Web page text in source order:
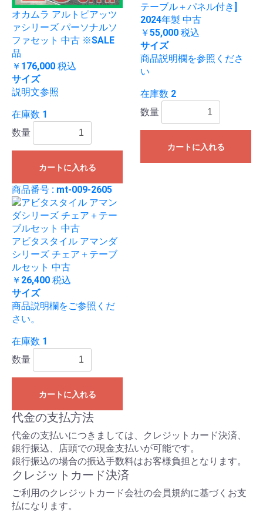
オカムラ アルトピアッツ
ァシリーズ パーソナルソ
ファセット 中古 ※SALE
品
￥176,000 税込
サイズ
説明文参照
在庫数 1
数量
カートに入れる
テーブル＋パネル付き]
2024年製 中古
￥55,000 税込
サイズ
商品説明欄を参照くださ
い
在庫数 2
数量
カートに入れる
商品番号 : mt-009-2605
アビタスタイル アマンダ
シリーズ チェア＋テーブ
ルセット 中古
￥26,400 税込
サイズ
商品説明欄をご参照くだ
さい。
在庫数 1
数量
カートに入れる
代金の支払方法
代金の支払いにつきましては、クレジットカード決済、
銀行振込、店頭での現金支払いが可能です。
銀行振込の場合の振込手数料はお客様負担となります。
クレジットカード決済
ご利用のクレジットカード会社の会員規約に基づくお支
払になります。